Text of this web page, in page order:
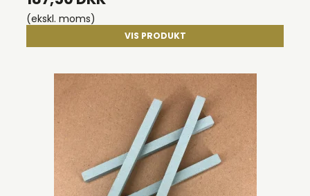
(ekskl. moms)
VIS PRODUKT